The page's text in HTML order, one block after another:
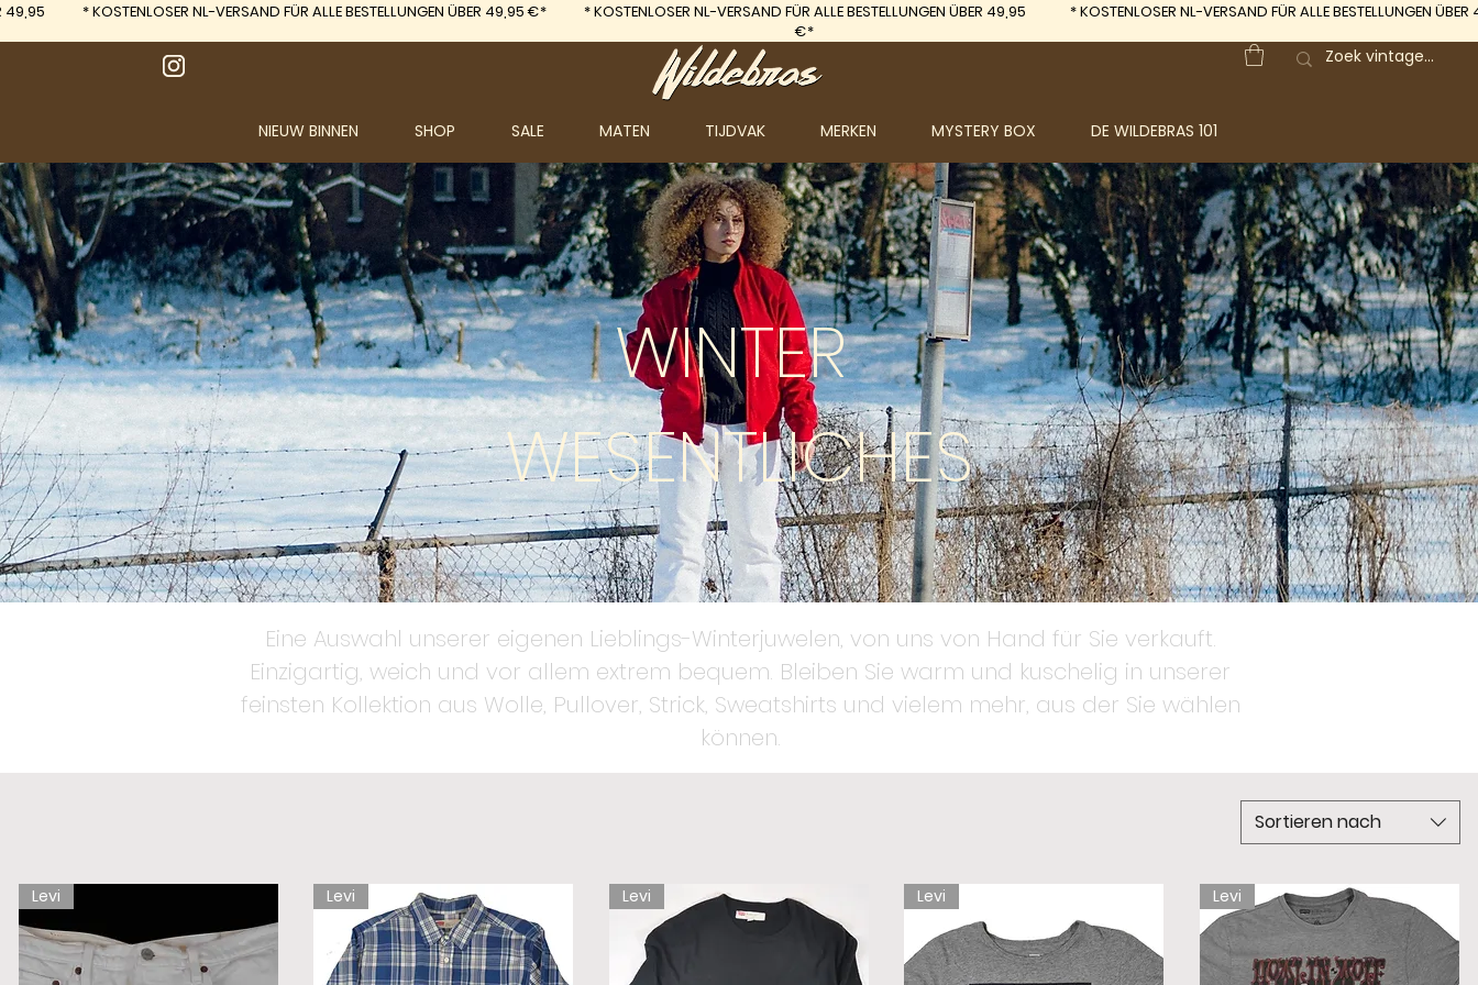
NIEUW BINNEN SHOP SALE MATEN TIJDVAK MERKEN MYSTERY BOX DE WILDEBRAS 101
49,95 *KOSTENLOSER NL-VERSAND FÜR ALLE BESTELLUNGEN ÜBER 49,95 €* *KOSTENLOSER NL-VERSAND FÜR ALLE BESTELLUNGEN ÜBER 49,95
€*
*KOSTENLOSER NL-VERSAND FÜR ALLE BESTELLUNGEN
WINTER
WESENTLICHES
Eine Auswahl unserer eigenen Lieblings-Winterjuwelen, von uns von Hand für Sie verkauft.
Einzigartig, weich und vor allem extrem bequem. Bleiben Sie warm und kuschelig in unserer
feinsten Kollektion aus Wolle, Pullover, Strick, Sweatshirts und vielem mehr, aus der Sie wählen
können.
Sortieren nach
Levi Levi Levi Levi Levi